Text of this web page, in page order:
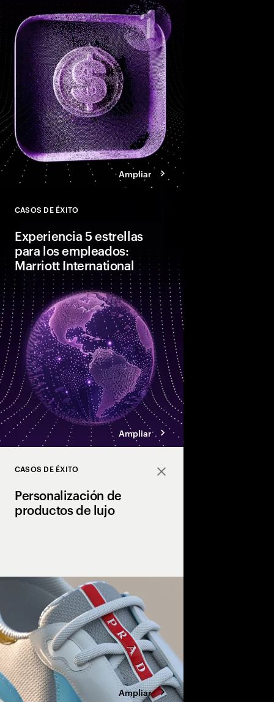
Ampliar
CASOS DE ÉXITO
Experiencia 5 estrellas
para los empleados:
Marriott International
Ampliar
Close
CASOS DE ÉXITO
Personalización de
productos de lujo
Ampliar